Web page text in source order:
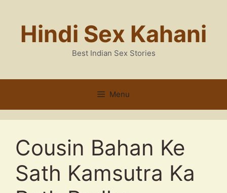
contentHindi Sex Kahani
Best Indian Sex Stories
Menu
Cousin Bahan Ke
Sath Kamsutra Ka